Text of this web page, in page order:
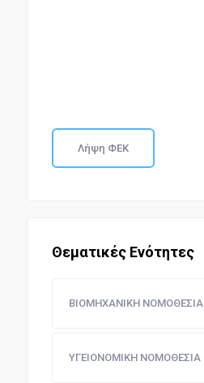
Λήψη ΦΕΚ
Θεματικές Ενότητες
ΒΙΟΜΗΧΑΝΙΚΗ ΝΟΜΟΘΕΣΙΑ
ΥΓΕΙΟΝΟΜΙΚΗ ΝΟΜΟΘΕΣΙΑ